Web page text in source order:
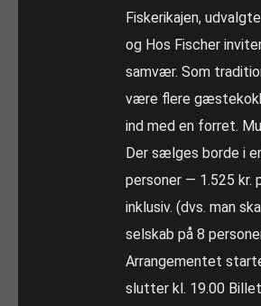
Fiskerikajen,
og Hos Fischer
samvær. Som
være flere
ind med en forret.
Der sælges borde i
personer — 1.525 kr.
inklusiv. (dvs. man
selskab på 8
Arrangementet
slutter kl. 19.00